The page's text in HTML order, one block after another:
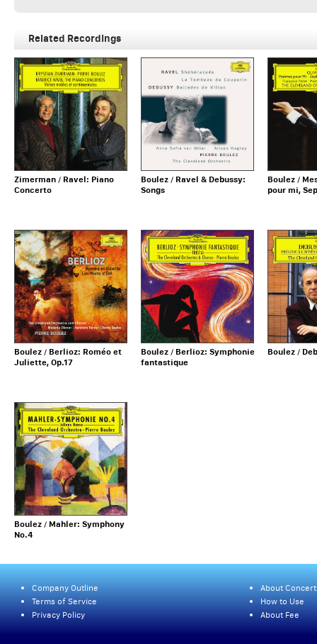
Related Recordings
Zimerman / Ravel: Piano
Concerto
Boulez / Ravel & Debussy:
Songs
Boulez /
pour mi,
Boulez / Berlioz: Roméo et
Juliette, Op.17
Boulez / Berlioz: Symphonie
fantastique
Boulez /
Boulez / Mahler: Symphony
No.4
Company Outline
Terms of Service
Privacy Policy
About
How to Use
About Fee